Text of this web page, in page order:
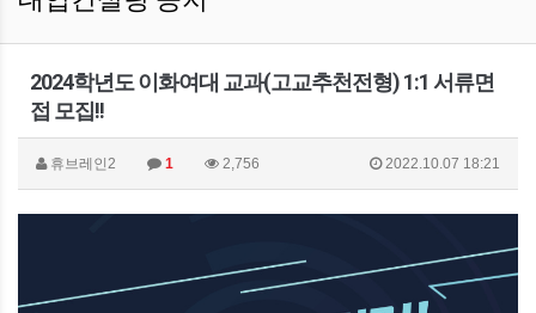
2024학년도 이화여대 교과(고교추천전형) 1:1 서류면
접 모집!!
휴브레인2 1 2,756 2022.10.07 18:21